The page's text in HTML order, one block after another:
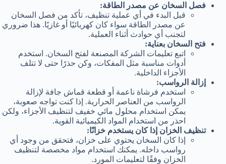
فصل السخان عن مصدر الطاقة:
قبل البدء في أي عملية تنظيف، تأكد من فصل السخان
عن مصدر الطاقة سواء كان كهربائيًا أو غازيًا. هذا ضروري
لتجنب أي حوادث أثناء العملية.
فتح السخان بعناية:
اتبع تعليمات الشركة المصنعة لفتح السخان. استخدم
أدوات مناسبة مثل المفكات، وكن حذرًا حتى لا تتلف
الأجزاء الداخلية.
إزالة الرواسب:
استخدم فرشاة ناعمة أو قطعة قماش جافة لإزالة
الرواسب من العناصر الحرارية. إذا كنت تواجه صعوبة،
يمكن استخدام محلول مائي خفيف لتنظيف الأجزاء، ولكن
احذر من استخدام المواد الكيميائية القوية.
تنظيف الخزان إذا كان يستخدم خزانًا:
إذا كان السخان يحتوي على خزان، فتحقق من وجود أي
رواسب داخله. يمكنك استخدام مواد مخصصة لتنظيف
الخزان وفقًا لتعليمات المورد.